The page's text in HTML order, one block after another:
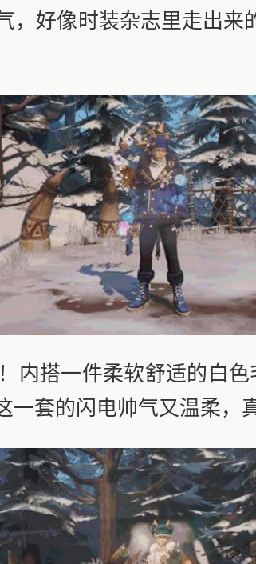
，好像时装杂志里走出
搭一件柔软舒适的白色
套的闪电帅气又温柔，